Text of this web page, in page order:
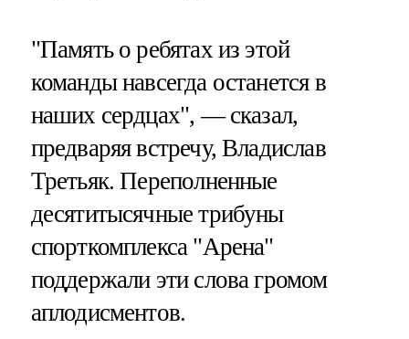
"Память о ребятах из этой
команды навсегда останется в
наших сердцах", — сказал,
предваряя встречу, Владислав
Третьяк. Переполненные
десятитысячные трибуны
спорткомплекса "Арена"
поддержали эти слова громом
аплодисментов.